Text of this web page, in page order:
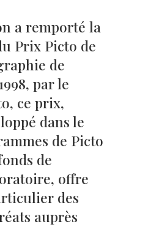
a remporté la
Prix Picto de
de
par le
ce prix,
dans le
de Picto
de
offre
des
auprès